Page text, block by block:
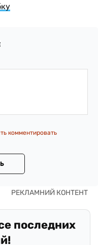
комментировать
последних